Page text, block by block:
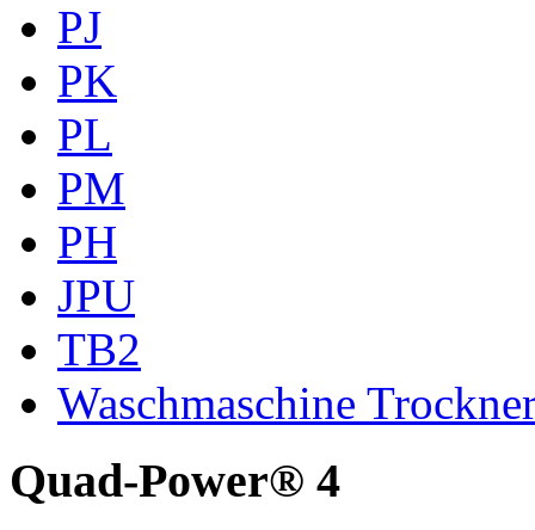
PJ
PK
PL
PM
PH
JPU
TB2
Waschmaschine
Quad-Power® 4